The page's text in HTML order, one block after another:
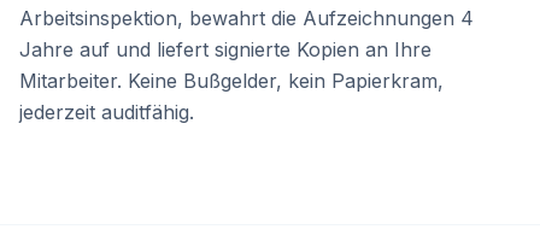
Arbeitsinspektion, bewahrt die Aufzeichnungen 4
Jahre auf und liefert signierte Kopien an Ihre
Mitarbeiter. Keine Bußgelder, kein Papierkram,
jederzeit auditfähig.